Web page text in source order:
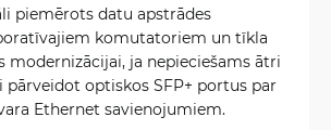
piemērots datu apstrādes
komutatoriem un tīkla
modernizācijai, ja nepieciešams ātri
pārveidot optiskos SFP+ portus par
Ethernet savienojumiem.